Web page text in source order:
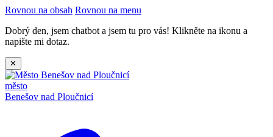
Rovnou na obsah Rovnou na menu
Dobrý den, jsem chatbot a jsem tu pro vás! Klikněte na ikonu a
napište mi dotaz.
✕
město
Benešov nad Ploučnicí